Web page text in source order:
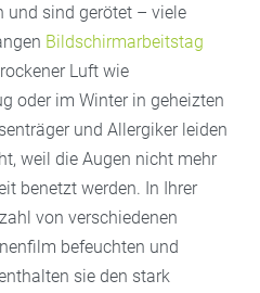
und sind gerötet – viele
Bildschirmarbeitstag
Luft wie
oder im Winter in geheizten
und Allergiker leiden
weil die Augen nicht mehr
benetzt werden. In Ihrer
von verschiedenen
befeuchten und
sie den stark